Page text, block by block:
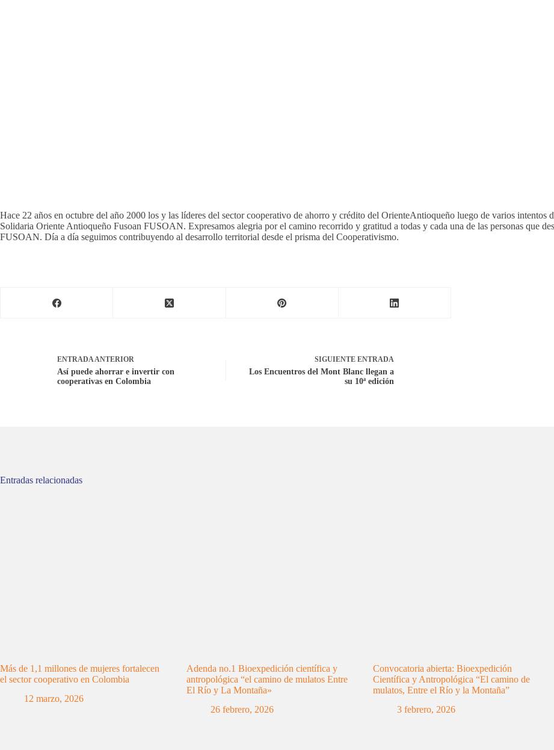
Hace 22 años en octubre del año 2000 los y las líderes del sector cooperativo de ahorro y crédito del OrienteAntioqueño luego de varios
Solidaria Oriente Antioqueño Fusoan FUSOAN. Expresamos alegria por el camino recorrido y gratitud a todas y cada una de las personas que
FUSOAN. Día a día seguimos contribuyendo al desarrollo territorial desde el prisma del Cooperativismo.
ENTRADA ANTERIOR
Así puede ahorrar e invertir con
cooperativas en Colombia
SIGUIENTE ENTRADA
Los Encuentros del Mont Blanc llegan a
su 10ª edición
Entradas relacionadas
Más de 1,1 millones de mujeres fortalecen
el sector cooperativo en Colombia
12 marzo, 2026
Adenda no.1 Bioexpedición científica y
antropológica “el camino de mulatos Entre
El Río y La Montaña»
26 febrero, 2026
Convocatoria abierta: Bioexpedición
Científica y Antropológica “El camino de
mulatos, Entre el Río y la Montaña”
3 febrero, 2026